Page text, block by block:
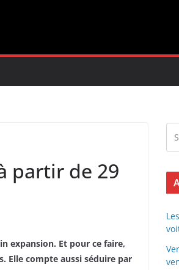
partir de 29
expansion. Et pour ce faire,
Elle compte aussi séduire par